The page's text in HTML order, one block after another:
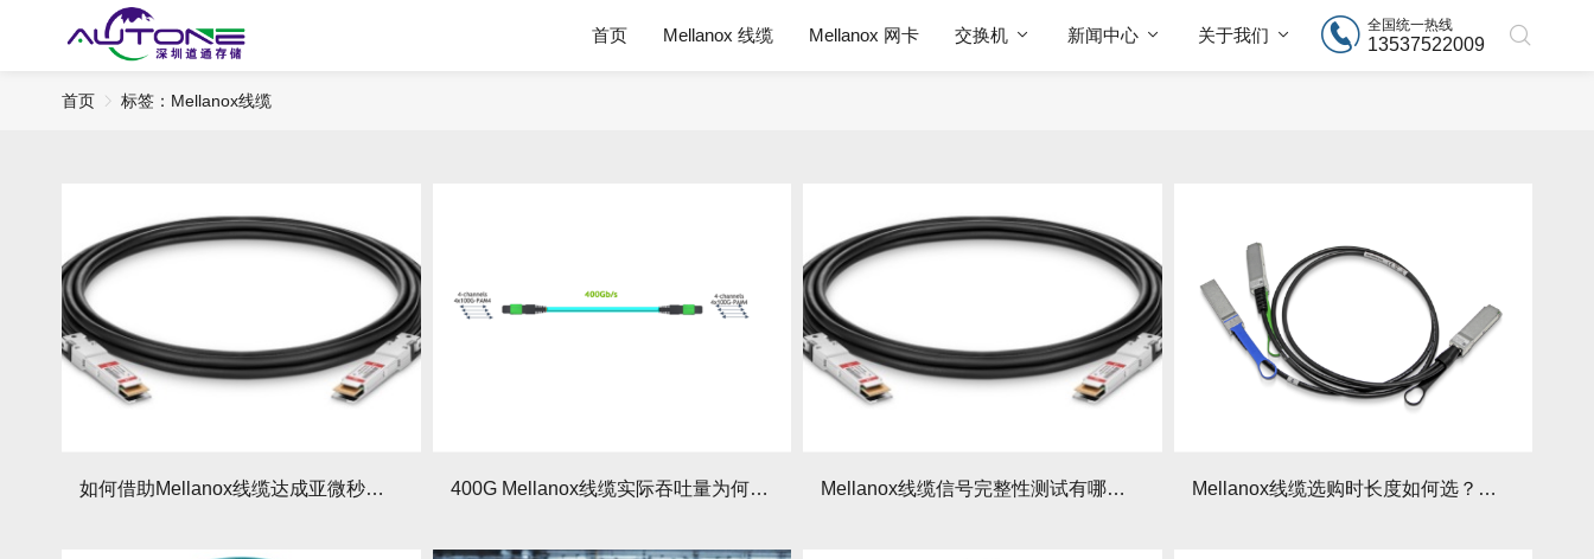
首页 Mellanox 线缆 Mellanox 网卡 交换机 新闻中心 关于我们
全国统一热线
13537522009
首页 标签：Mellanox线缆
如何借助Mellanox线缆达成亚微秒级数据传输延迟？有哪些关键策略？ 400G Mellanox线缆实际吞吐量为何与理论值有偏差？偏差因素有哪些？ Mellanox线缆信号完整性测试有哪些方法？如何规避干扰？ Mellanox线缆选购时长度如何选？不同场景长度要求有哪些？